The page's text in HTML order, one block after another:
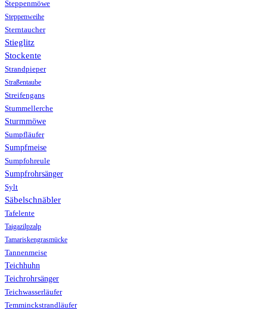
Steppenmöwe
Steppenweihe
Sterntaucher
Stieglitz
Stockente
Strandpieper
Straßentaube
Streifengans
Stummellerche
Sturmmöwe
Sumpfläufer
Sumpfmeise
Sumpfohreule
Sumpfrohrsänger
Sylt
Säbelschnäbler
Tafelente
Taigazilpzalp
Tamariskengrasmücke
Tannenmeise
Teichhuhn
Teichrohrsänger
Teichwasserläufer
Temminckstrandläufer